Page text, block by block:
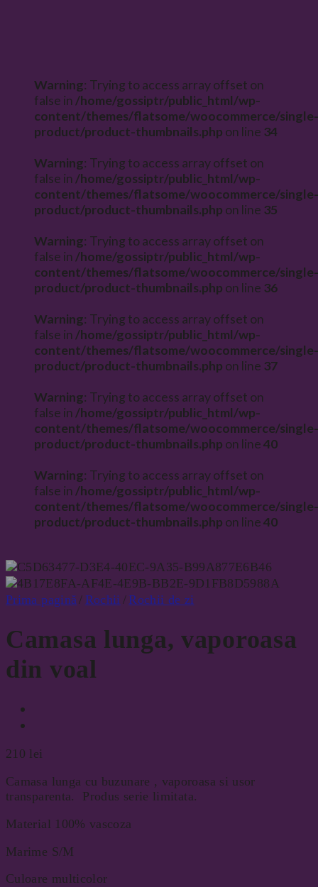
Warning: Trying to access array offset on
false in /home/gossiptr/public_html/wp-
content/themes/flatsome/woocommerce/single-
product/product-thumbnails.php on line 34
Warning: Trying to access array offset on
false in /home/gossiptr/public_html/wp-
content/themes/flatsome/woocommerce/single-
product/product-thumbnails.php on line 35
Warning: Trying to access array offset on
false in /home/gossiptr/public_html/wp-
content/themes/flatsome/woocommerce/single-
product/product-thumbnails.php on line 36
Warning: Trying to access array offset on
false in /home/gossiptr/public_html/wp-
content/themes/flatsome/woocommerce/single-
product/product-thumbnails.php on line 37
Warning: Trying to access array offset on
false in /home/gossiptr/public_html/wp-
content/themes/flatsome/woocommerce/single-
product/product-thumbnails.php on line40
Warning: Trying to access array offset on
false in /home/gossiptr/public_html/wp-
content/themes/flatsome/woocommerce/single-
product/product-thumbnails.php on line40
Prima pagină / Rochii / Rochii de zi
Camasa lunga, vaporoasa
din voal
210 lei
Camasa lunga cu buzunare , vaporoasa si usor
transparenta. Produs serie limitata.
Material 100% vascoza
Marime S/M
Culoare multicolor